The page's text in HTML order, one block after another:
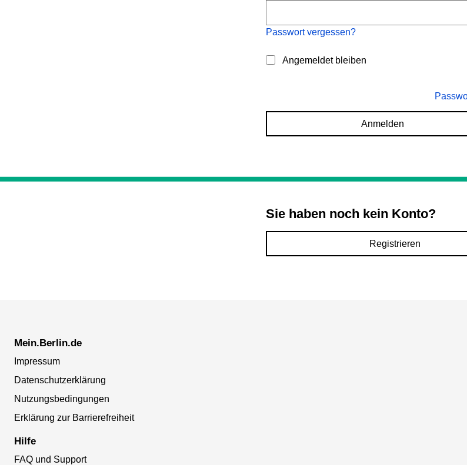
Passwort vergessen?
Angemeldet bleiben
Anmelden
Sie haben noch kein Konto?
Registrieren
Mein.Berlin.de
Impressum
Datenschutzerklärung
Nutzungsbedingungen
Erklärung zur Barrierefreiheit
Hilfe
FAQ und Support